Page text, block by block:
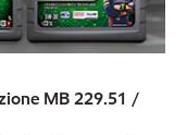
MB 229.51 /